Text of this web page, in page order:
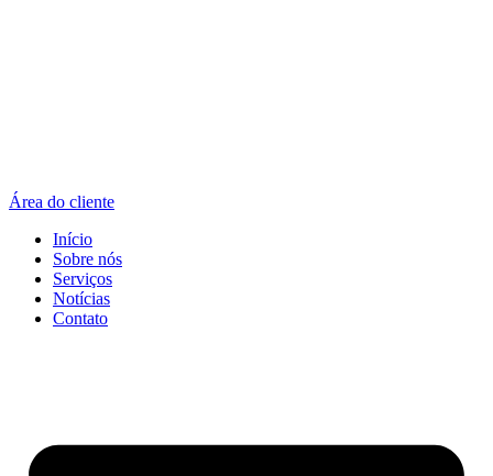
Área do cliente
Início
Sobre nós
Serviços
Notícias
Contato